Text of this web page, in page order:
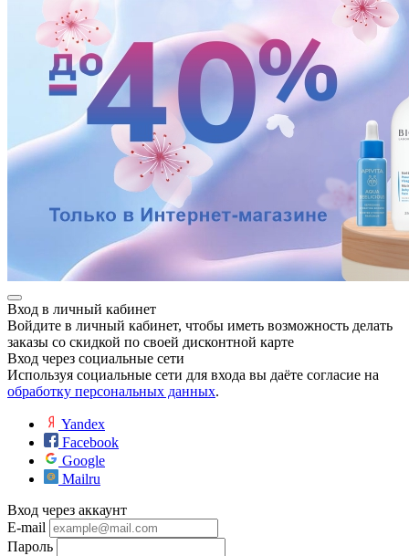
Вход в личный кабинет
Войдите в личный кабинет, чтобы иметь возможность делать
заказы со скидкой по своей дисконтной карте
Вход через социальные сети
Используя социальные сети для входа вы даёте согласие на
обработку персональных данных.
Yandex
Facebook
Google
Mailru
Вход через аккаунт
E-mail
Пароль